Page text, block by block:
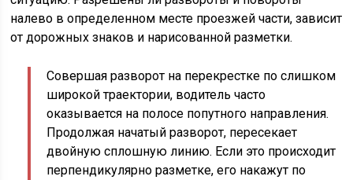
налево в определенном месте проезжей части, зависит
от дорожных знаков и нарисованной разметки.
Совершая разворот на перекрестке по слишком
широкой траектории, водитель часто
оказывается на полосе попутного направления.
Продолжая начатый разворот, пересекает
двойную сплошную линию. Если это происходит
перпендикулярно разметке, его накажут по